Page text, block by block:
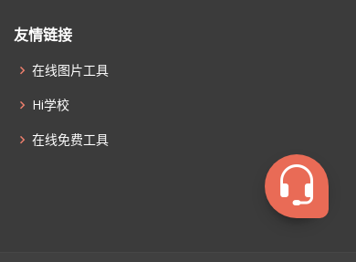
友情链接
在线图片工具
Hi学校
在线免费工具